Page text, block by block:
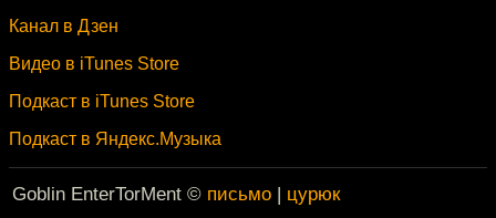
Канал в Дзен
Видео в iTunes Store
Подкаст в iTunes Store
Подкаст в Яндекс.Музыка
Goblin EnterTorMent © письмо | цурюк